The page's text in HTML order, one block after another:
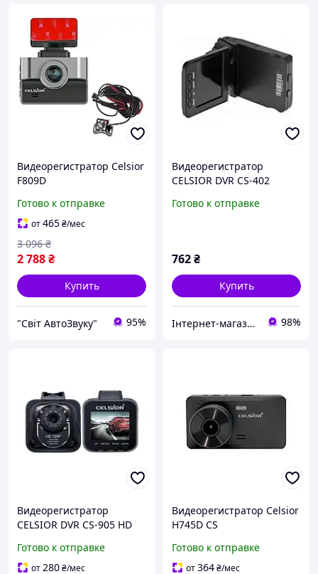
Видеорегистратор Celsior
F809D
Готово к отправке
от465₴/мес
2 788₴
3 096 ₴
Купить
"Світ АвтоЗвуку" 95%
Видеорегистратор
CELSIOR DVR CS-402
Готово к отправке
762₴
Купить
Інтернет-магазин "Запчастини до авто і не тільки" 98%
Видеорегистратор
CELSIOR DVR CS-905 HD
Готово к отправке
от280₴/мес
Видеорегистратор Celsior
H745D CS
Готово к отправке
от364₴/мес